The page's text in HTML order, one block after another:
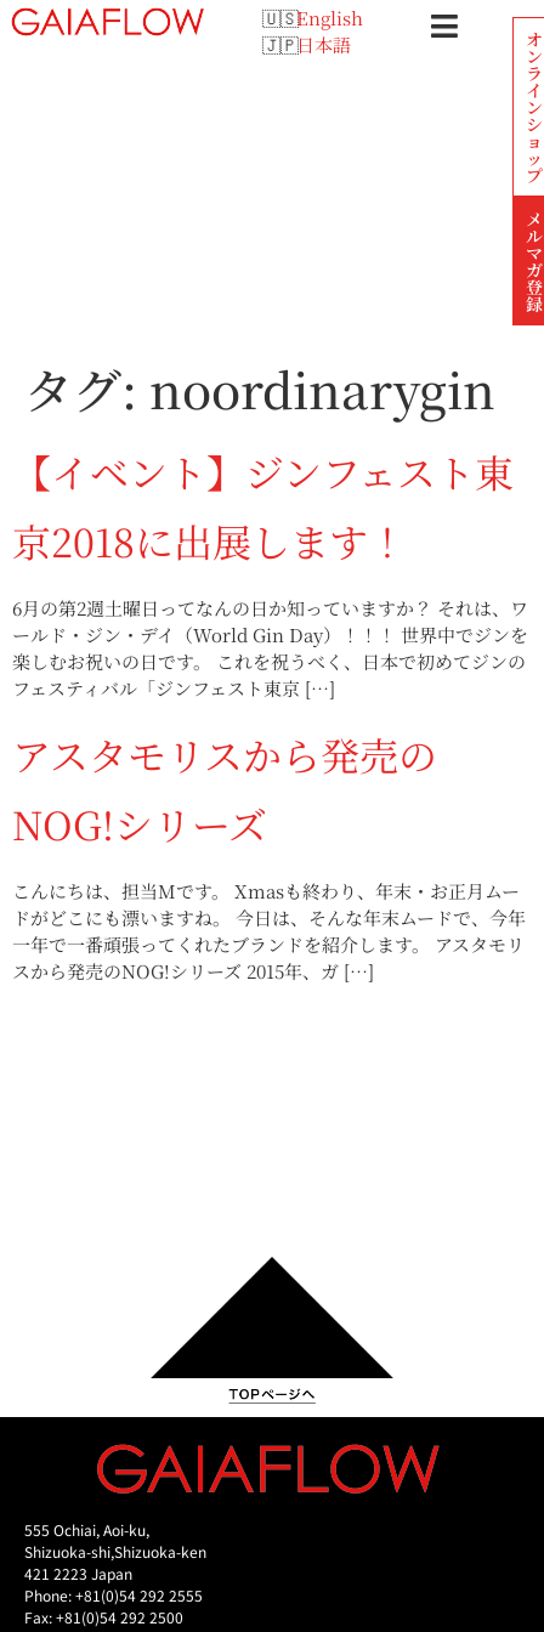
English
日本語
オ
ン
ラ
イ
ン
シ
ョ
ッ
プ
メ
ル
マ
ガ
登
録
タグ: noordinarygin
【イベント】ジンフェスト東
京2018に出展します！
6月の第2週土曜日ってなんの日か知っていますか？ それは、ワ
ールド・ジン・デイ（World Gin Day）！！！ 世界中でジンを
楽しむお祝いの日です。 これを祝うべく、日本で初めてジンの
フェスティバル「ジンフェスト東京 […]
アスタモリスから発売の
NOG!シリーズ
こんにちは、担当Mです。 Xmasも終わり、年末・お正月ムー
ドがどこにも漂いますね。 今日は、そんな年末ムードで、今年
一年で一番頑張ってくれたブランドを紹介します。 アスタモリ
スから発売のNOG!シリーズ 2015年、ガ […]
555 Ochiai, Aoi-ku,
Shizuoka-shi,Shizuoka-ken
421 2223 Japan
Phone: +81(0)54 292 2555
Fax: +81(0)54 292 2500